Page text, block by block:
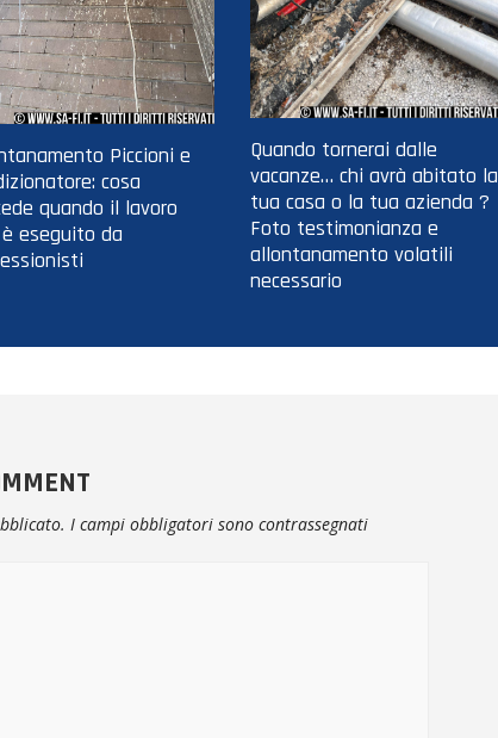
Piccioni e
cosa
quando il lavoro
eseguito da
Quando tornerai dalle
vacanze… chi avrà abitato la
tua casa o la tua azienda ?
Foto testimonianza e
allontanamento volatili
necessario
I campi obbligatori sono contrassegnati